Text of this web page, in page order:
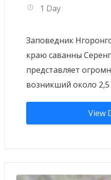
1 Day
Заповедник
краю саванны
представляет
возникший около
View